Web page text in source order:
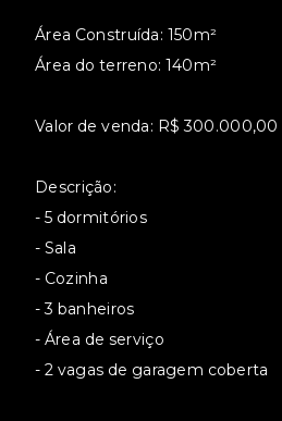
Área Construída: 150m²
Área do terreno: 140m²
Valor de venda: R$ 300.000,00
Descrição:
- 5 dormitórios
- Sala
- Cozinha
- 3 banheiros
- Área de serviço
- 2 vagas de garagem coberta